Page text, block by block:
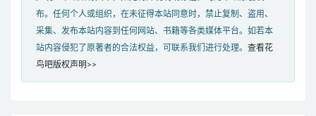
布。任何个人或组织，在未征得本站同意时，禁止复制、盗用、
采集、发布本站内容到任何网站、书籍等各类媒体平台。如若本
站内容侵犯了原著者的合法权益，可联系我们进行处理。 查看花
鸟吧版权声明>>